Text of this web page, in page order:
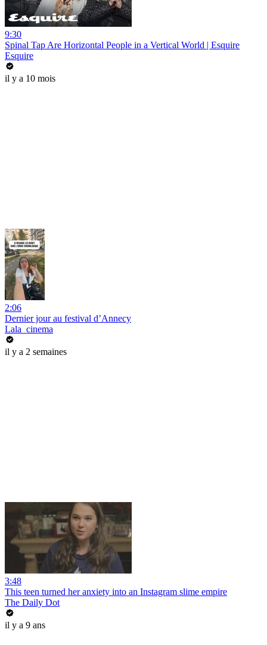
9:30
Spinal Tap Are Horizontal People in a Vertical World | Esquire
Esquire
il y a 10 mois
2:06
Dernier jour au festival d’Annecy
Lala_cinema
il y a 2 semaines
3:48
This teen turned her anxiety into an Instagram slime empire
The Daily Dot
il y a 9 ans